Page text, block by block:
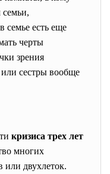
семьи,
семье есть еще
черты
зрения
или сестры вообще
кризиса трех лет
многих
или двухлеток.